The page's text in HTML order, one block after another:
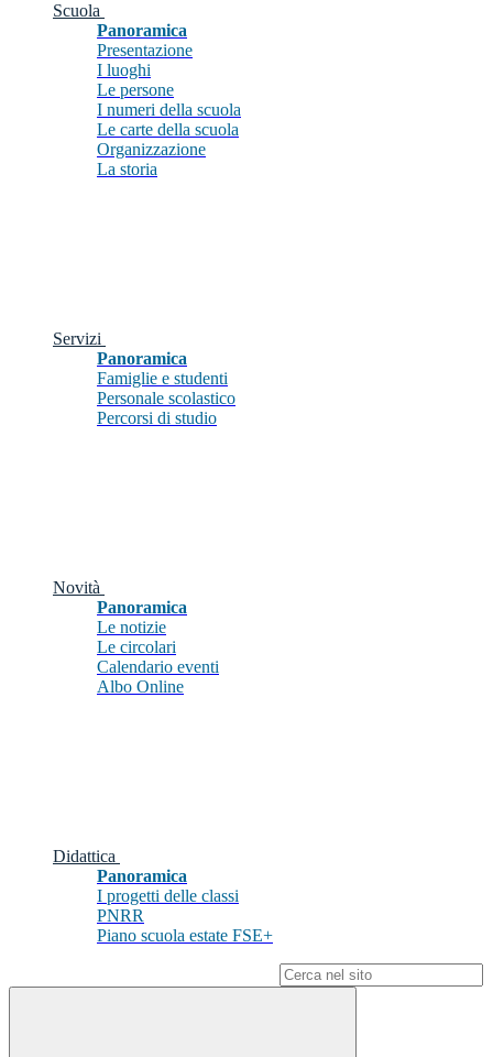
Scuola
Panoramica
Presentazione
I luoghi
Le persone
I numeri della scuola
Le carte della scuola
Organizzazione
La storia
Servizi
Panoramica
Famiglie e studenti
Personale scolastico
Percorsi di studio
Novità
Panoramica
Le notizie
Le circolari
Calendario eventi
Albo Online
Didattica
Panoramica
I progetti delle classi
PNRR
Piano scuola estate FSE+